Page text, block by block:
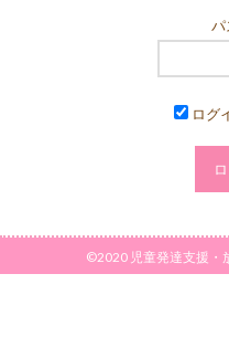
パ
ログ
©2020 児童発達支援・